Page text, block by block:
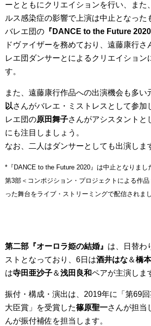
ーとともにクリエイションを行い、また
ルス感染症の影響で上演は中止となった
バレエ団の 『DANCE to the Future 2020
ドヴァイザーを務めており、遠藤康行さ
レエ団ダンサーとによるクリエイション
す。
また、遠藤康行作品への出演機会も多い
以さんがバレエ・ミストレスとして参加
レエ団の原田舞子さんがアシスタントと
にも注目しましょう。
なお、二人はダンサーとしても出演しま
*『DANCE to the Future 2020』は中止となりまし
第3部＜コンポジション・プロジェクトによる作
った舞台をライブ・ストリーミングで配信されまし
第二部『オーロラ姫の結婚』 は、日替わ
ストとなっており、6日は酒井はな＆橋
は寺田亜沙子＆浅田良和ペアが主演しま
振付・構成・演出は、2019年に「第69
大臣賞」を受賞した篠原聖一さんが担当
んが振付補佐を担当します。